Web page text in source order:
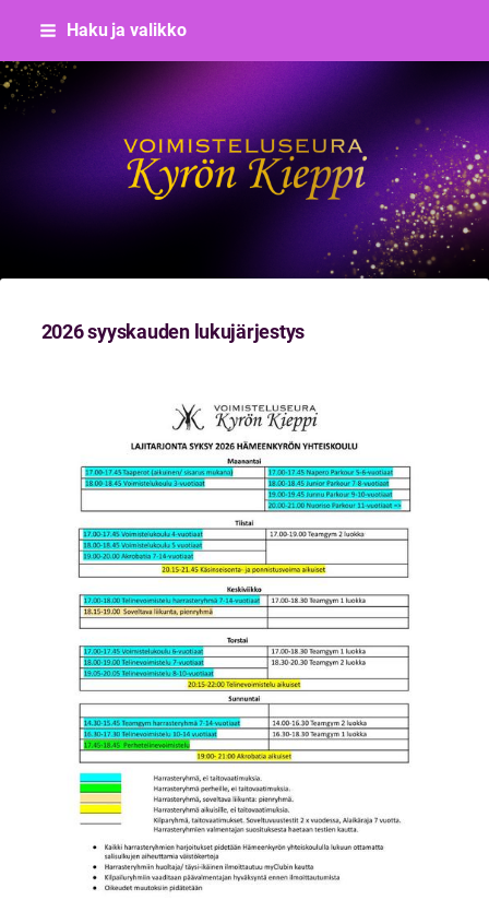
Siirry
sisältöön
Haku ja valikko
Voimisteluseura Kyrön Kieppi
2026 syyskauden lukujärjestys